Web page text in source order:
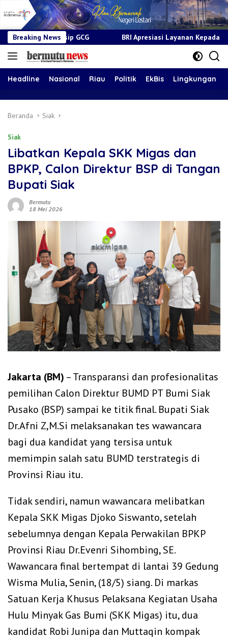
Breaking News
BRI Apresiasi Layanan Kepada Pensiunan Jadi Bukti
Headline Nasional Riau Politik EkBis Lingkungan
Beranda Siak
Siak
Libatkan Kepala SKK Migas dan
BPKP, Calon Direktur BSP di Tangan
Bupati Siak
Bermutu
18 Mei 2026
Jakarta (BM) – Transparansi dan profesionalitas
pemilihan Calon Direktur BUMD PT Bumi Siak
Pusako (BSP) sampai ke titik final. Bupati Siak
Dr.Afni Z,M.Si melaksanakan tes wawancara
bagi dua kandidat yang tersisa untuk
memimpin salah satu BUMD terstrategis di
Provinsi Riau itu.
Tidak sendiri, namun wawancara melibatkan
Kepala SKK Migas Djoko Siswanto, setelah
sebelumnya dengan Kepala Perwakilan BPKP
Provinsi Riau Dr.Evenri Sihombing, SE.
Wawancara final bertempat di lantai 39 Gedung
Wisma Mulia, Senin, (18/5) siang. Di markas
Satuan Kerja Khusus Pelaksana Kegiatan Usaha
Hulu Minyak Gas Bumi (SKK Migas) itu, dua
kandidat Robi Junipa dan Muttaqin kompak